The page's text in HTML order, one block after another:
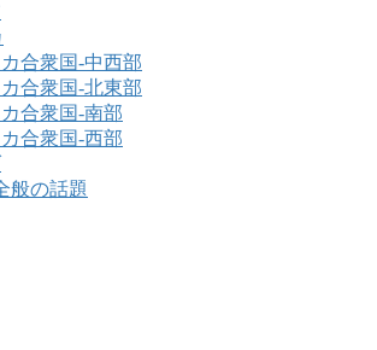
合衆国-中西部
合衆国-北東部
合衆国-南部
合衆国-西部
般の話題